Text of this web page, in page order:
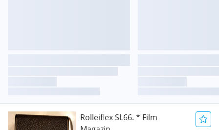
Rolleiflex SL66. * Film